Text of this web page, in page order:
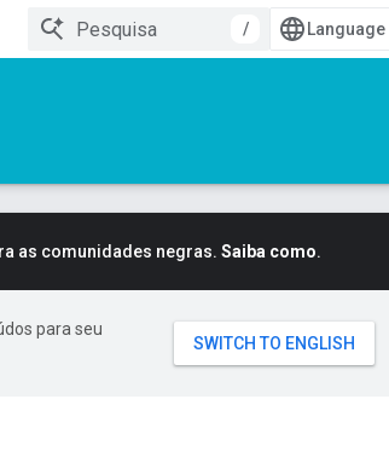
/
as comunidades negras. Saiba como.
para seu